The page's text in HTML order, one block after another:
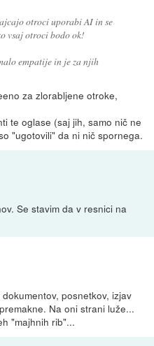
otroci uporabi AI in se
vsaj otroci bodo ok!
empatije in je za njih
za zlorabljene otroke,
te oglase (saj jih, samo nič ne
"ugotovili" da ni nič spornega.
Se stavim da v resnici na
posnetkov, izjav
Na oni strani luže...
"majhnih rib"...